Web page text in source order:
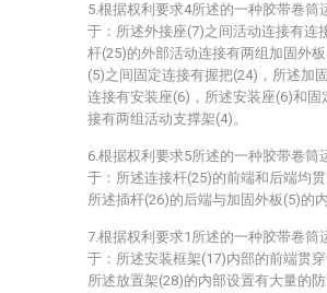
5.根据权利要求4所述的一种胶带卷筒
于：所述外接座(7)之间活动连接有连
杆(25)的外部活动连接有两组加固外
(5)之间固定连接有握把(24)，所述加
连接有安装座(6)，所述安装座(6)和固
接有两组活动支撑架(4)。
6.根据权利要求5所述的一种胶带卷筒
于：所述连接杆(25)的前端和后端均
所述插杆(26)的后端与加固外板(5)的
7.根据权利要求1所述的一种胶带卷筒
于：所述安装框架(17)内部的前端贯
所述放置架(28)的内部设置有大量的